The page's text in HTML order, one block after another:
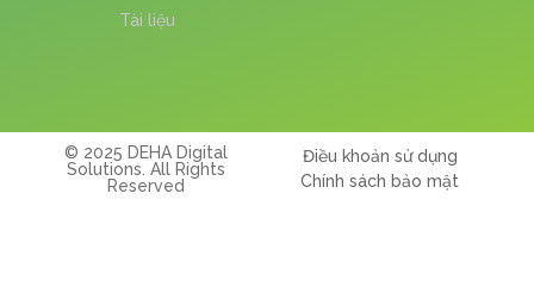
Tài liệu
© 2025 DEHA Digital
Solutions. All Rights
Reserved
Điều khoản sử dụng
Chính sách bảo mật